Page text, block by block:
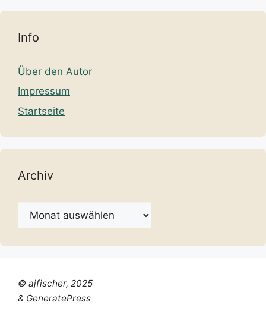
Info
Über den Autor
Impressum
Startseite
Archiv
Archiv
© ajfischer, 2025
& GeneratePress